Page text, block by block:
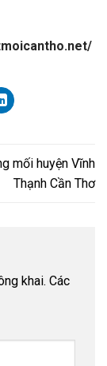
mối huyện Vĩnh
Thạnh Cần Thơ
khai. Các